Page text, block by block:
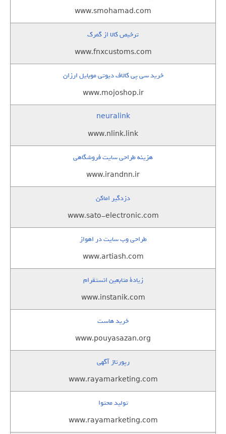
www.smohamad.com
ترخیص کالا از گمرک
www.fnxcustoms.com
خرید سی پی کالاف دیوتی موبایل ارزان
www.mojoshop.ir
neuralink
www.nlink.link
هزینه طراحی سایت فروشگاهی
www.irandnn.ir
دزدگیر اماکن
www.sato-electronic.com
طراحی وب سایت در اهواز
www.artiash.com
زيادة متابعين انستقرام
www.instanik.com
خرید هاست
www.pouyasazan.org
رپورتاژ آگهی
www.rayamarketing.com
تولید محتوا
www.rayamarketing.com